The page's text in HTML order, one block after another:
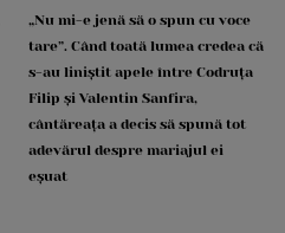
„Nu mi-e jenă să o spun cu voce
tare”. Când toată lumea credea că
s-au liniștit apele între Codruța
Filip și Valentin Sanfira,
cântăreața a decis să spună tot
adevărul despre mariajul ei
eșuat